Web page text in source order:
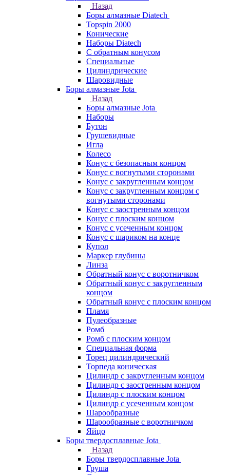
Назад
Боры алмазные Diatech
Topspin 2000
Конические
Наборы Diatech
С обратным конусом
Специальные
Цилиндрические
Шаровидные
Боры алмазные Jota
Назад
Боры алмазные Jota
Наборы
Бутон
Грушевидные
Игла
Колесо
Конус с безопасным концом
Конус с вогнутыми сторонами
Конус с закругленным концом
Конус с закругленным концом с
вогнутыми сторонами
Конус с заостренным концом
Конус с плоским концом
Конус с усеченным концом
Конус с шариком на конце
Купол
Маркер глубины
Линза
Обратный конус с воротничком
Обратный конус с закругленным
концом
Обратный конус с плоским концом
Пламя
Пулеобразные
Ромб
Ромб с плоским концом
Специальная форма
Торец цилиндрический
Торпеда коническая
Цилиндр с закругленным концом
Цилиндр с заостренным концом
Цилиндр с плоским концом
Цилиндр с усеченным концом
Шарообразные
Шарообразные с воротничком
Яйцо
Боры твердосплавные Jota
Назад
Боры твердосплавные Jota
Груша